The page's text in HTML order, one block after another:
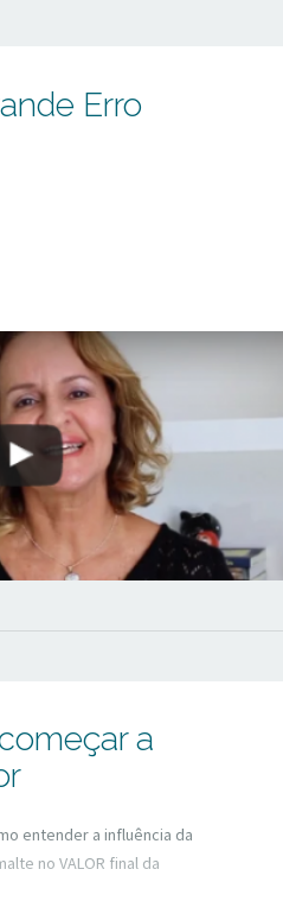
Erro
a
entender a influência da
no VALOR final da